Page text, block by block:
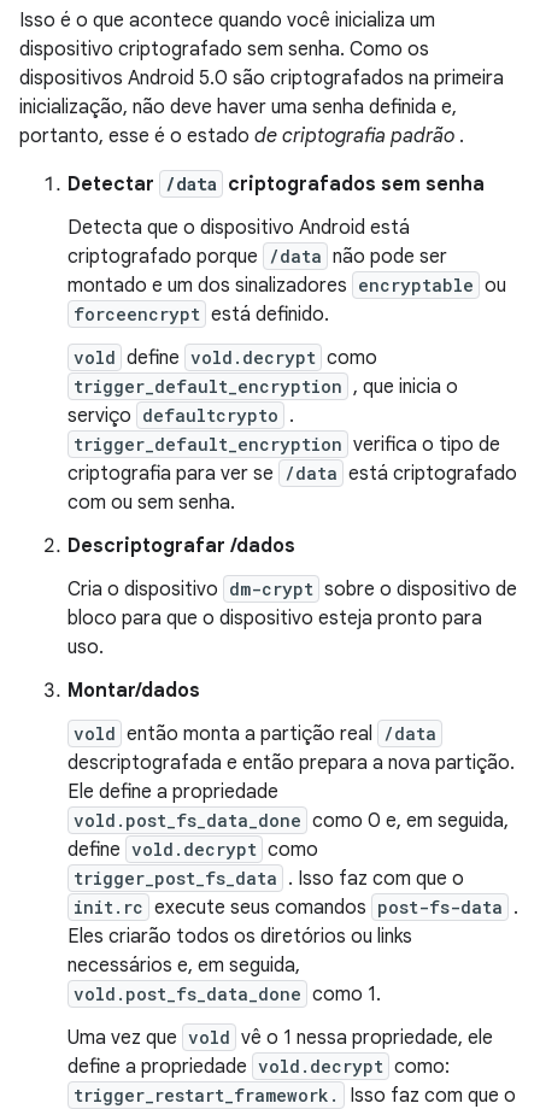
Isso é o que acontece quando você inicializa um
dispositivo criptografado sem senha. Como os
dispositivos Android 5.0 são criptografados na primeira
inicialização, não deve haver uma senha definida e,
portanto, esse é o estado de criptografia padrão .
Detectar /data criptografados sem senha
Detecta que o dispositivo Android está
criptografado porque
/data não pode ser
montado e um dos sinalizadores encryptable ou
forceencrypt está definido.
vold define vold.decrypt como
trigger_default_encryption , que inicia o
serviço defaultcrypto .
trigger_default_encryption verifica o tipo de
criptografia para ver se
/data está criptografado
com ou sem senha.
Descriptografar /dados
Cria o dispositivo dm-crypt sobre o dispositivo de
bloco para que o dispositivo esteja pronto para
uso.
Montar/dados
vold então monta a partição real /data
descriptografada e então prepara a nova partição.
Ele define a propriedade
vold.post_fs_data_done como 0 e, em seguida,
define vold.decrypt como
trigger_post_fs_data . Isso faz com que o
init.rc execute seus comandos post-fs-data .
Eles criarão todos os diretórios ou links
necessários e, em seguida,
vold.post_fs_data_done como 1.
Uma vez que vold vê o 1 nessa propriedade, ele
define a propriedade vold.decrypt como:
trigger_restart_framework. Isso faz com que o